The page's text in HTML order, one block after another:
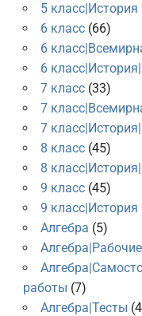
5 класс|История
6 класс(66)
6
6
7 класс(33)
7
7
8 класс(45)
8
9 класс(45)
9 класс|История
Алгебра (5)
работы (7)
Алгебра|Тесты